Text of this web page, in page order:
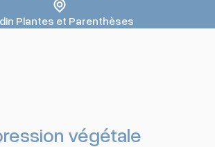
Plantes et Parenthèses
végétale